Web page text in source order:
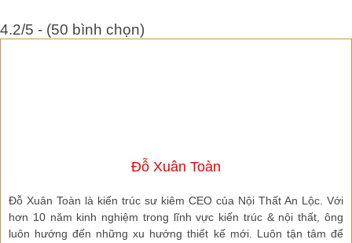
4.2/5 - (50 bình chọn)
Đỗ Xuân Toàn
Đỗ Xuân Toàn là kiến trúc sư kiêm CEO của Nội Thất An Lộc. Với
hơn 10 năm kinh nghiệm trong lĩnh vực kiến trúc & nội thất, ông
luôn hướng đến những xu hướng thiết kế mới. Luôn tận tâm để